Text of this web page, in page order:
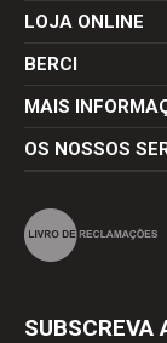
LOJA ONLINE
BERCI
MAIS
OS NOSSOS
SUBSCREVA